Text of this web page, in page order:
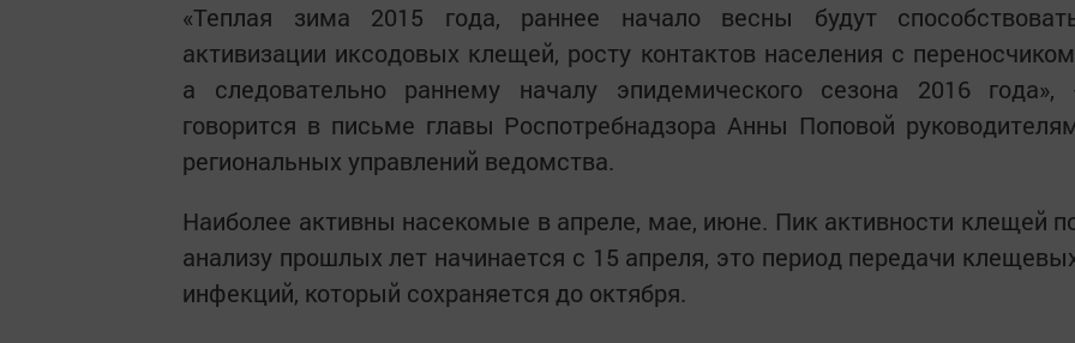
«Теплая зима 2015 года, раннее начало весны будут
активизации иксодовых клещей, росту контактов населения с
а следовательно раннему началу эпидемического сезона 2016 года»,
говорится в письме главы Роспотребнадзора Анны Поповой
региональных управлений ведомства.
Наиболее активны насекомые в апреле, мае, июне. Пик активности клещей
анализу прошлых лет начинается с 15 апреля, это период передачи
инфекций, который сохраняется до октября.